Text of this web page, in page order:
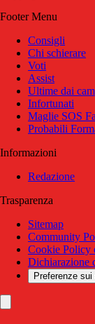
Footer Menu
Consigli
Chi schierare
Voti
Assist
Ultime dai
Infortunati
Maglie SOS
Probabili
Informazioni
Redazione
Trasparenza
Sitemap
Community
Cookie Policy
Dichiarazione
Preferenze